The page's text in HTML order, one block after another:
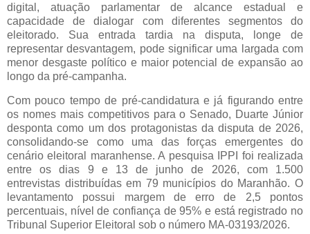
digital, atuação parlamentar de alcance estadual e
capacidade de dialogar com diferentes segmentos do
eleitorado. Sua entrada tardia na disputa, longe de
representar desvantagem, pode significar uma largada com
menor desgaste político e maior potencial de expansão ao
longo da pré-campanha.
Com pouco tempo de pré-candidatura e já figurando entre
os nomes mais competitivos para o Senado, Duarte Júnior
desponta como um dos protagonistas da disputa de 2026,
consolidando-se como uma das forças emergentes do
cenário eleitoral maranhense. A pesquisa IPPI foi realizada
entre os dias 9 e 13 de junho de 2026, com 1.500
entrevistas distribuídas em 79 municípios do Maranhão. O
levantamento possui margem de erro de 2,5 pontos
percentuais, nível de confiança de 95% e está registrado no
Tribunal Superior Eleitoral sob o número MA-03193/2026.